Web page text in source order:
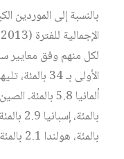
بالنسبة إلى الموردين
لكل منهم وفق معايير
بالمئة، هولندا 2.1 بالمئة‏